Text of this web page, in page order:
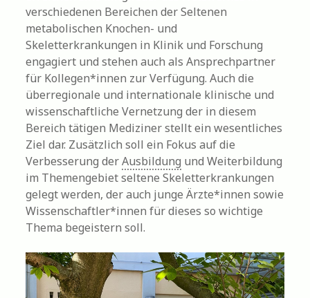
verschiedenen Bereichen der Seltenen
metabolischen Knochen- und
Skeletterkrankungen in Klinik und Forschung
engagiert und stehen auch als Ansprechpartner
für Kollegen*innen zur Verfügung. Auch die
überregionale und internationale klinische und
wissenschaftliche Vernetzung der in diesem
Bereich tätigen Mediziner stellt ein wesentliches
Ziel dar. Zusätzlich soll ein Fokus auf die
Verbesserung derAusbildung und Weiterbildung
im Themengebiet seltene Skeletterkrankungen
gelegt werden, der auch junge Ärzte*innen sowie
Wissenschaftler*innen für dieses so wichtige
Thema begeistern soll.